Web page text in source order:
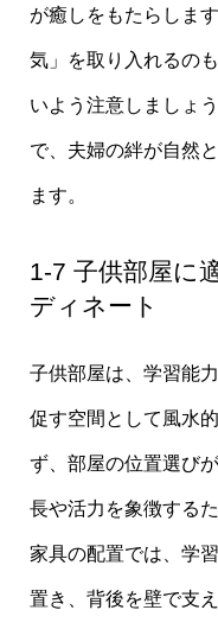
が癒しをもたらしま
気」を取り入れるの
いよう注意しましょ
で、夫婦の絆が自然
ます。
1-7 子供部屋に
ディネート
子供部屋は、学習能
促す空間として風水
ず、部屋の位置選び
長や活力を象徴する
家具の配置では、学
置き、背後を壁で支